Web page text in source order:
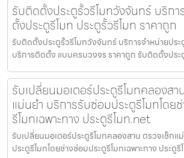
รับติดตั้งประตูรั้วรีโมทวังจันทร์ บริกา
ตั้งประตูรีโมท ประตูรั้วรีโมท ราคาถูก
รับติดตั้งประตูรั้วรีโมทวังจันทร์ บริการจำหน่ายประ
บริการติดตั้ง แบบครบวงจร ราคาถูก รับติดตั้งประ
รับเปลี่ยนมอเตอร์ประตูรีโมทคลองสา
แม่นยำ บริการรับซ่อมประตูรีโมทโดย
รีโมทเฉพาะทาง ประตูรีโมท.net
รับเปลี่ยนมอเตอร์ประตูรีโมทคลองสาน ตรวจเช็กแ
ประตูรีโมทโดยช่างซ่อมประตูรีโมทเฉพาะทาง ประ